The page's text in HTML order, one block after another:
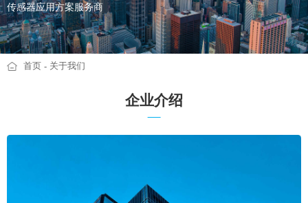
传感器应用方案服务商
首页 关于我们
企业介绍